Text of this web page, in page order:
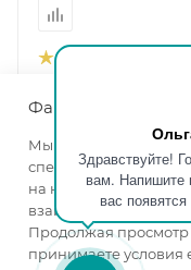
Здравствуйте!
вам. Напишите
вас
Модерн-4Д
1780
Высота, мм
920
Глубина, мм
—
1380
Ширина спального
места, см — 90
изготовление под
Файлы cookie
Мы используем
специалистами и
на нашем веб-сайте,
взаимодействие с
Продолжая просмотр
принимаете условия